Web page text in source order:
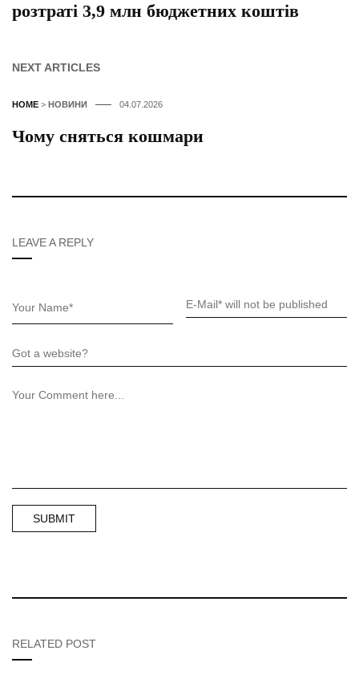
розтраті 3,9 млн бюджетних коштів
NEXT ARTICLES
HOME > НОВИНИ 04.07.2026
Чому сняться кошмари
LEAVE A REPLY
RELATED POST